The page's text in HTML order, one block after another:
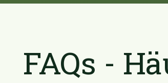
FAQs -